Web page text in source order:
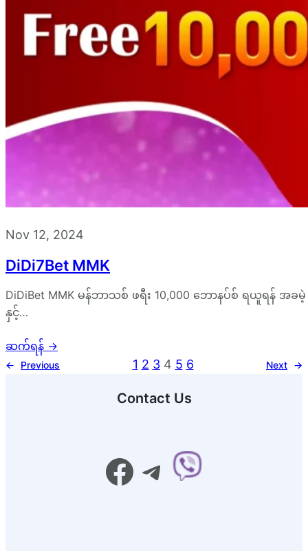
Nov 12, 2024
DiDi7Bet MMK
DiDiBet MMK မန်ဘာသစ် ဖရီး 10,000 ဘောနပ်စ် ရယူရ
နှင့်…
ဆက်ရန် →
← Previous 1 2 3 4 5 6 Next →
Contact Us
Facebook Telegram